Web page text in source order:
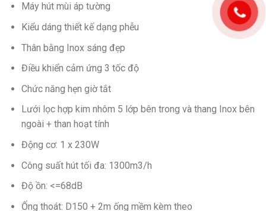
Máy hút mùi áp tường
Kiểu dáng thiết kế dạng phễu
Thân bằng Inox sáng đẹp
Điều khiển cảm ứng 3 tốc độ
Chức năng hẹn giờ tắt
Lưới lọc hợp kim nhôm 5 lớp bên trong và thang Inox bên
ngoài + than hoạt tính
Động cơ: 1 x 230W
Công suất hút tối đa: 1300m3/h
Độ ồn: <=68dB
Ống thoát: D150 + 2m ống mềm kèm theo